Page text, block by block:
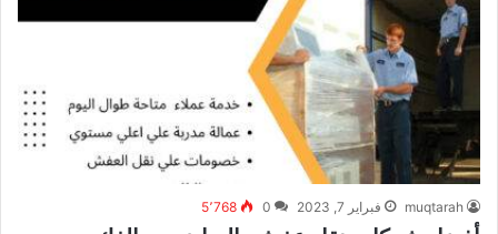
muqtarah فبراير 7, 2023 0 5٬768